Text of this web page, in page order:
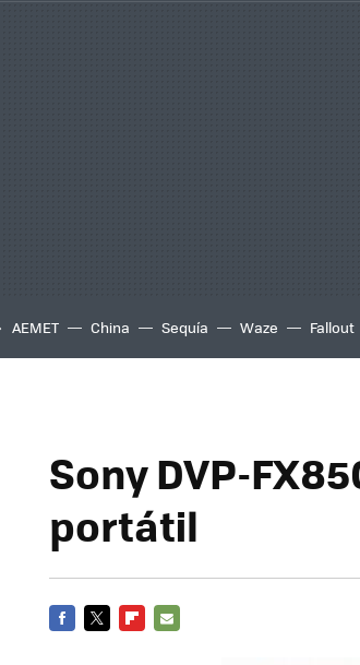
AEMET China Sequía Waze Fallout
Sony DVP-
portátil